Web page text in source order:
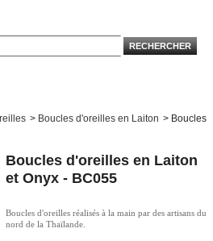
> Boucles d'oreilles en Laiton > Boucles
Boucles d'oreilles en Laiton
et Onyx - BC055
Boucles d'oreilles réalisés à la main par des artisans du
nord de la Thaïlande.